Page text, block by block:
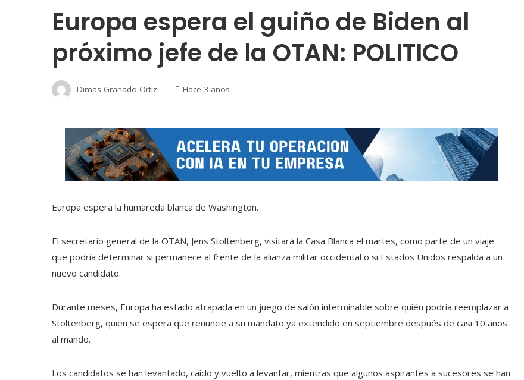
Europa espera el guiño de Biden al
próximo jefe de la OTAN: POLITICO
Dimas Granado Ortiz Hace 3 años
Europa espera la humareda blanca de Washington.
El secretario general de la OTAN, Jens Stoltenberg, visitará la Casa Blanca el martes, como parte de un viaje
que podría determinar si permanece al frente de la alianza militar occidental o si Estados Unidos respalda a un
nuevo candidato.
Durante meses, Europa ha estado atrapada en un juego de salón interminable sobre quién podría reemplazar a
Stoltenberg, quien se espera que renuncie a su mandato ya extendido en septiembre después de casi 10 años
al mando.
Los candidatos se han levantado, caído y vuelto a levantar, mientras que algunos aspirantes a sucesores se han